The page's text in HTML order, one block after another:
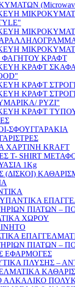
ΚΡΑΦΤ
ΚΡΑΦΤ
ΚΡΑΦΤ
ΚΡΑΦΤ
ΡΥΖΙ"
ΚΡΑΦΤ
ΣΦΟΥΓΓΑΡΑΚΙΑ
ΧΑΡΤΙΝΗ KRAFT
T- SHIRT
1Kg
(ΔΙΣΚΟΙ)
ΠΙΑΤΩΝ –
ΧΩΡΟΥ
ΠΙΑΤΩΝ –
ΕΦΑΡΜΟΓΕΣ
ΠΛΥΣΗΣ –
ΑΛΚΑΛΙΚΟ